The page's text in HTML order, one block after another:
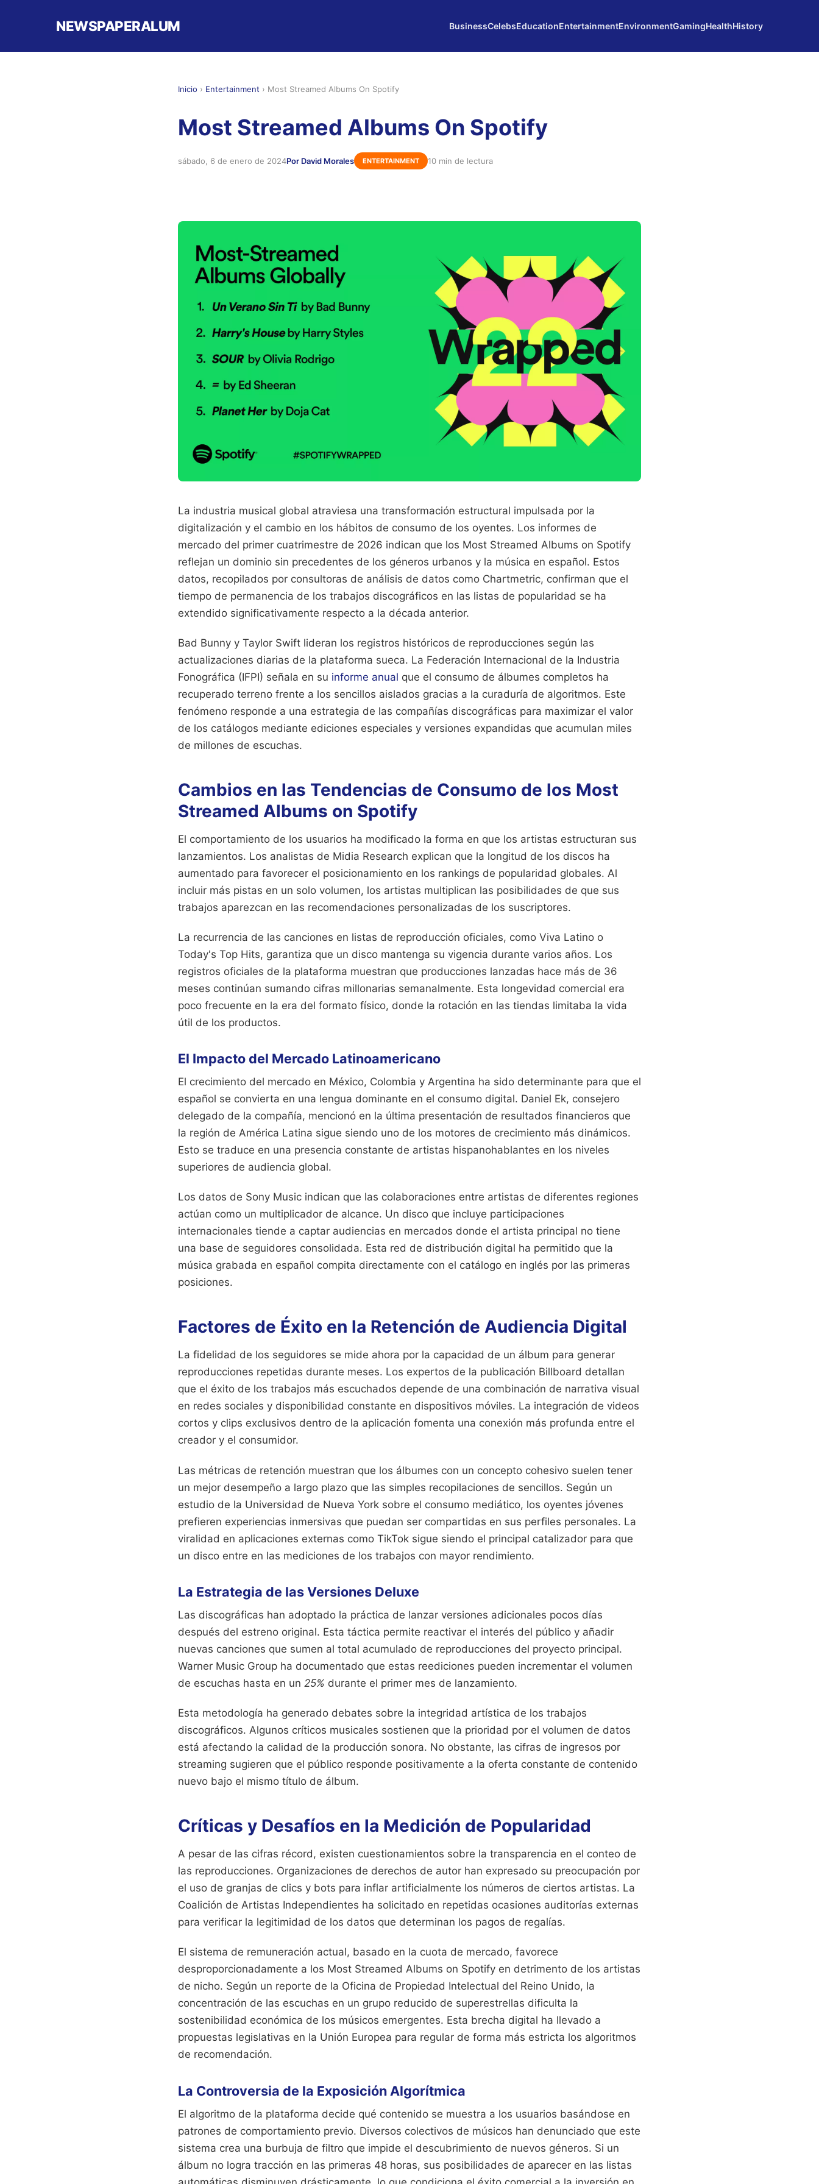
NEWSPAPERALUM BusinessCelebsEducationEntertainmentEnvironmentGamingHealthHistory
Inicio › Entertainment › Most Streamed Albums On Spotify
Most Streamed Albums On Spotify
sábado, 6 de enero de 2024Por David Morales ENTERTAINMENT 10 min de lectura
La industria musical global atraviesa una transformación estructural impulsada por la
digitalización y el cambio en los hábitos de consumo de los oyentes. Los informes de
mercado del primer cuatrimestre de 2026 indican que los Most Streamed Albums on Spotify
reflejan un dominio sin precedentes de los géneros urbanos y la música en español. Estos
datos, recopilados por consultoras de análisis de datos como Chartmetric, confirman que el
tiempo de permanencia de los trabajos discográficos en las listas de popularidad se ha
extendido significativamente respecto a la década anterior.
Bad Bunny y Taylor Swift lideran los registros históricos de reproducciones según las
actualizaciones diarias de la plataforma sueca. La Federación Internacional de la Industria
Fonográfica (IFPI) señala en su informe anual que el consumo de álbumes completos ha
recuperado terreno frente a los sencillos aislados gracias a la curaduría de algoritmos. Este
fenómeno responde a una estrategia de las compañías discográficas para maximizar el valor
de los catálogos mediante ediciones especiales y versiones expandidas que acumulan miles
de millones de escuchas.
Cambios en las Tendencias de Consumo de los Most
Streamed Albums on Spotify
El comportamiento de los usuarios ha modificado la forma en que los artistas estructuran sus
lanzamientos. Los analistas de Midia Research explican que la longitud de los discos ha
aumentado para favorecer el posicionamiento en los rankings de popularidad globales. Al
incluir más pistas en un solo volumen, los artistas multiplican las posibilidades de que sus
trabajos aparezcan en las recomendaciones personalizadas de los suscriptores.
La recurrencia de las canciones en listas de reproducción oficiales, como Viva Latino o
Today's Top Hits, garantiza que un disco mantenga su vigencia durante varios años. Los
registros oficiales de la plataforma muestran que producciones lanzadas hace más de 36
meses continúan sumando cifras millonarias semanalmente. Esta longevidad comercial era
poco frecuente en la era del formato físico, donde la rotación en las tiendas limitaba la vida
útil de los productos.
El Impacto del Mercado Latinoamericano
El crecimiento del mercado en México, Colombia y Argentina ha sido determinante para que el
español se convierta en una lengua dominante en el consumo digital. Daniel Ek, consejero
delegado de la compañía, mencionó en la última presentación de resultados financieros que
la región de América Latina sigue siendo uno de los motores de crecimiento más dinámicos.
Esto se traduce en una presencia constante de artistas hispanohablantes en los niveles
superiores de audiencia global.
Los datos de Sony Music indican que las colaboraciones entre artistas de diferentes regiones
actúan como un multiplicador de alcance. Un disco que incluye participaciones
internacionales tiende a captar audiencias en mercados donde el artista principal no tiene
una base de seguidores consolidada. Esta red de distribución digital ha permitido que la
música grabada en español compita directamente con el catálogo en inglés por las primeras
posiciones.
Factores de Éxito en la Retención de Audiencia Digital
La fidelidad de los seguidores se mide ahora por la capacidad de un álbum para generar
reproducciones repetidas durante meses. Los expertos de la publicación Billboard detallan
que el éxito de los trabajos más escuchados depende de una combinación de narrativa visual
en redes sociales y disponibilidad constante en dispositivos móviles. La integración de videos
cortos y clips exclusivos dentro de la aplicación fomenta una conexión más profunda entre el
creador y el consumidor.
Las métricas de retención muestran que los álbumes con un concepto cohesivo suelen tener
un mejor desempeño a largo plazo que las simples recopilaciones de sencillos. Según un
estudio de la Universidad de Nueva York sobre el consumo mediático, los oyentes jóvenes
prefieren experiencias inmersivas que puedan ser compartidas en sus perfiles personales. La
viralidad en aplicaciones externas como TikTok sigue siendo el principal catalizador para que
un disco entre en las mediciones de los trabajos con mayor rendimiento.
La Estrategia de las Versiones Deluxe
Las discográficas han adoptado la práctica de lanzar versiones adicionales pocos días
después del estreno original. Esta táctica permite reactivar el interés del público y añadir
nuevas canciones que sumen al total acumulado de reproducciones del proyecto principal.
Warner Music Group ha documentado que estas reediciones pueden incrementar el volumen
de escuchas hasta en un 25% durante el primer mes de lanzamiento.
Esta metodología ha generado debates sobre la integridad artística de los trabajos
discográficos. Algunos críticos musicales sostienen que la prioridad por el volumen de datos
está afectando la calidad de la producción sonora. No obstante, las cifras de ingresos por
streaming sugieren que el público responde positivamente a la oferta constante de contenido
nuevo bajo el mismo título de álbum.
Críticas y Desafíos en la Medición de Popularidad
A pesar de las cifras récord, existen cuestionamientos sobre la transparencia en el conteo de
las reproducciones. Organizaciones de derechos de autor han expresado su preocupación por
el uso de granjas de clics y bots para inflar artificialmente los números de ciertos artistas. La
Coalición de Artistas Independientes ha solicitado en repetidas ocasiones auditorías externas
para verificar la legitimidad de los datos que determinan los pagos de regalías.
El sistema de remuneración actual, basado en la cuota de mercado, favorece
desproporcionadamente a los Most Streamed Albums on Spotify en detrimento de los artistas
de nicho. Según un reporte de la Oficina de Propiedad Intelectual del Reino Unido, la
concentración de las escuchas en un grupo reducido de superestrellas dificulta la
sostenibilidad económica de los músicos emergentes. Esta brecha digital ha llevado a
propuestas legislativas en la Unión Europea para regular de forma más estricta los algoritmos
de recomendación.
La Controversia de la Exposición Algorítmica
El algoritmo de la plataforma decide qué contenido se muestra a los usuarios basándose en
patrones de comportamiento previo. Diversos colectivos de músicos han denunciado que este
sistema crea una burbuja de filtro que impide el descubrimiento de nuevos géneros. Si un
álbum no logra tracción en las primeras 48 horas, sus posibilidades de aparecer en las listas